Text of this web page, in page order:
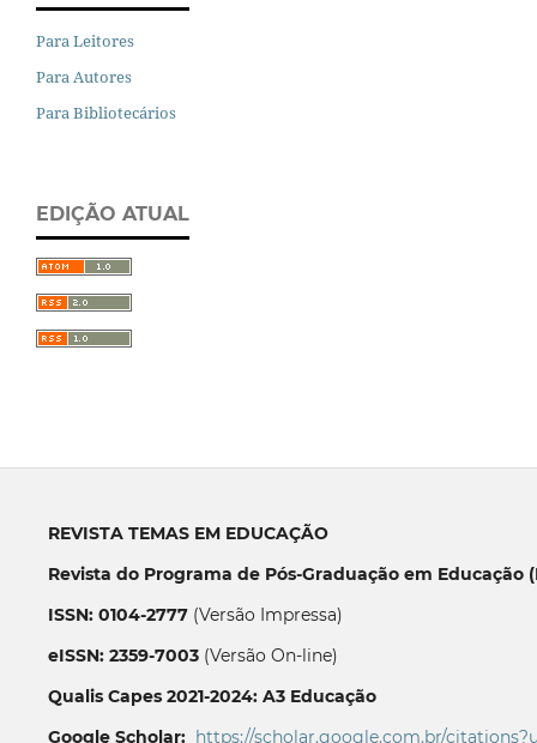
Para Leitores
Para Autores
Para Bibliotecários
EDIÇÃO ATUAL
REVISTA TEMAS EM EDUCAÇÃO
Revista do Programa de Pós-Graduação em Educação
ISSN: 0104-2777(Versão Impressa)
eISSN: 2359-7003(Versão On-line)
Qualis Capes 2021-2024: A3 Educação
Google Scholar: https://scholar.google.com.br/